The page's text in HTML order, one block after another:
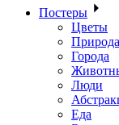
Постеры
Цветы
Природа
Города
Люди
Еда